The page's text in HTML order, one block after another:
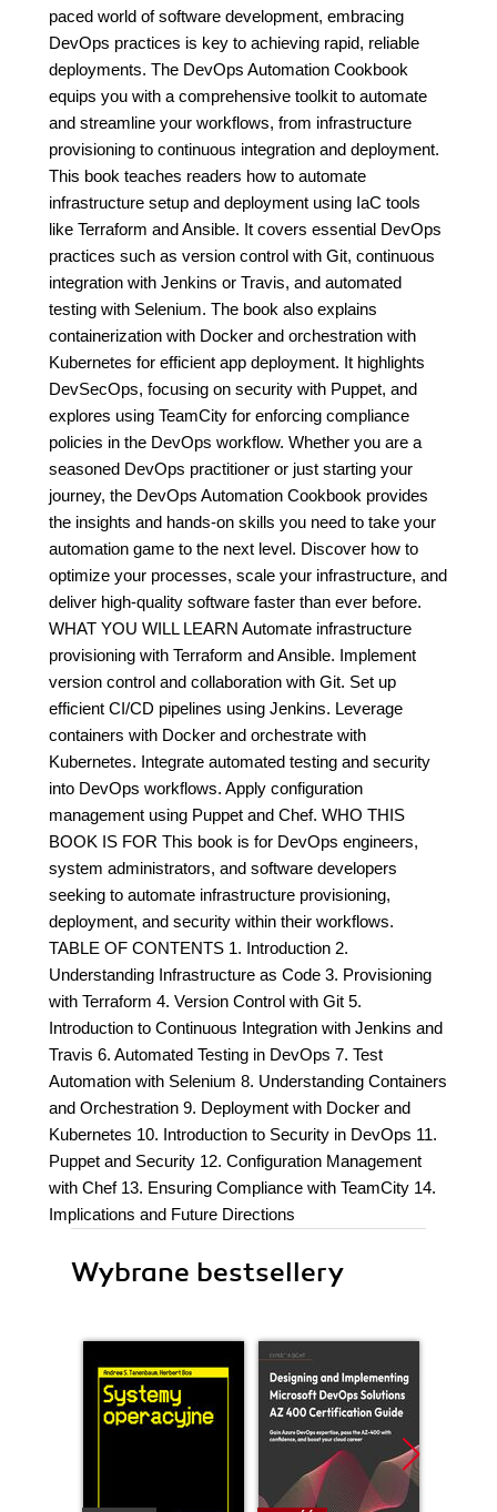
paced world of software development, embracing
DevOps practices is key to achieving rapid, reliable
deployments. The DevOps Automation Cookbook
equips you with a comprehensive toolkit to automate
and streamline your workflows, from infrastructure
provisioning to continuous integration and deployment.
This book teaches readers how to automate
infrastructure setup and deployment using IaC tools
like Terraform and Ansible. It covers essential DevOps
practices such as version control with Git, continuous
integration with Jenkins or Travis, and automated
testing with Selenium. The book also explains
containerization with Docker and orchestration with
Kubernetes for efficient app deployment. It highlights
DevSecOps, focusing on security with Puppet, and
explores using TeamCity for enforcing compliance
policies in the DevOps workflow. Whether you are a
seasoned DevOps practitioner or just starting your
journey, the DevOps Automation Cookbook provides
the insights and hands-on skills you need to take your
automation game to the next level. Discover how to
optimize your processes, scale your infrastructure, and
deliver high-quality software faster than ever before.
WHAT YOU WILL LEARN Automate infrastructure
provisioning with Terraform and Ansible. Implement
version control and collaboration with Git. Set up
efficient CI/CD pipelines using Jenkins. Leverage
containers with Docker and orchestrate with
Kubernetes. Integrate automated testing and security
into DevOps workflows. Apply configuration
management using Puppet and Chef. WHO THIS
BOOK IS FOR This book is for DevOps engineers,
system administrators, and software developers
seeking to automate infrastructure provisioning,
deployment, and security within their workflows.
TABLE OF CONTENTS 1. Introduction 2.
Understanding Infrastructure as Code 3. Provisioning
with Terraform 4. Version Control with Git 5.
Introduction to Continuous Integration with Jenkins and
Travis 6. Automated Testing in DevOps 7. Test
Automation with Selenium 8. Understanding Containers
and Orchestration 9. Deployment with Docker and
Kubernetes 10. Introduction to Security in DevOps 11.
Puppet and Security 12. Configuration Management
with Chef 13. Ensuring Compliance with TeamCity 14.
Implications and Future Directions
Wybrane bestsellery